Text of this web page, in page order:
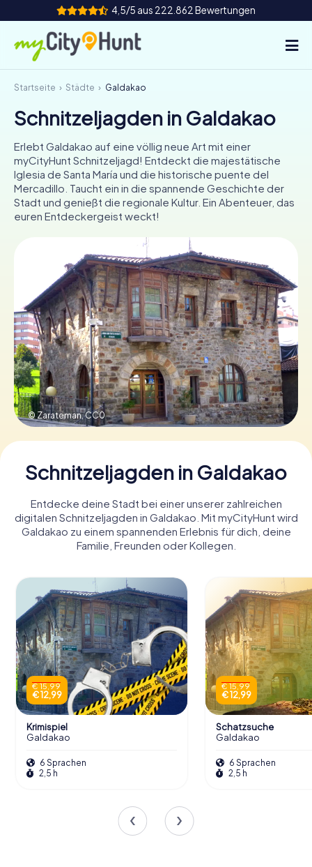
4,5/5 aus 222.862 Bewertungen
So funktioniert's
Städte
Touren
Teamevent
Tickets
AT CH
FR UK
IE
IT
NL
Tickets buchen
Gutscheine bestellen
Startseite Städte Galdakao
Schnitzeljagden in Galdakao
Erlebt Galdakao auf eine völlig neue Art mit einer
myCityHunt Schnitzeljagd! Entdeckt die majestätische
Iglesia de Santa María und die historische puente del
Mercadillo. Taucht ein in die spannende Geschichte der
Stadt und genießt die regionale Kultur. Ein Abenteuer, das
euren Entdeckergeist weckt!
© Zarateman,CC0
Schnitzeljagden in Galdakao
Entdecke deine Stadt bei einer unserer zahlreichen
digitalen Schnitzeljagden in Galdakao. Mit myCityHunt wird
Galdakao zu einem spannenden Erlebnis für dich, deine
Familie, Freunden oder Kollegen.
€ 15,99
€ 12,99
Krimispiel
Galdakao
6 Sprachen
2,5 h
€ 15,99
€ 12,99
Schatzsuche
Galdakao
6 Sprachen
2,5 h